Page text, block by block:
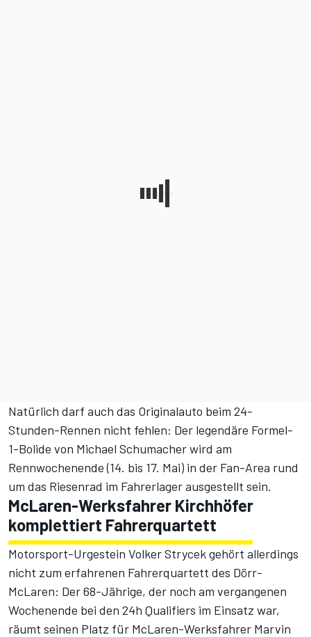
Natürlich darf auch das Originalauto beim 24-
Stunden-Rennen nicht fehlen: Der legendäre Formel-
1-Bolide von Michael Schumacherwird am
Rennwochenende (14. bis 17. Mai) in der Fan-Area rund
um das Riesenrad im Fahrerlager ausgestellt sein.
McLaren-Werksfahrer Kirchhöfer
komplettiert Fahrerquartett
Motorsport-Urgestein Volker Strycek gehört allerdings
nicht zum erfahrenen Fahrerquartett des Dörr-
McLaren: Der 68-Jährige, der noch am vergangenen
Wochenende bei den 24h Qualifiers im Einsatz war,
räumt seinen Platz für McLaren-Werksfahrer Marvin